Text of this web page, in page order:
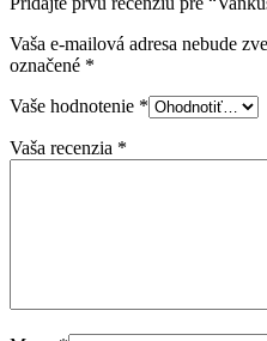
Vaša e-mailová adresa nebude
označené *
Vaše hodnotenie *
Vaša recenzia *